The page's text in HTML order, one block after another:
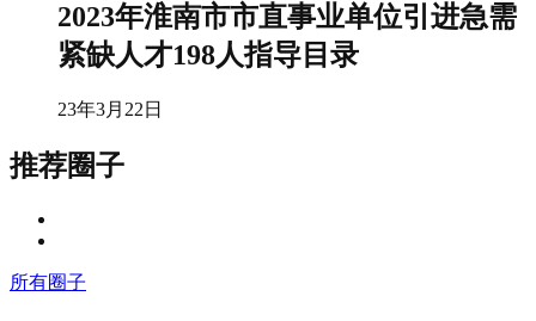
2023年淮南市市直事业单位引进急需
紧缺人才198人指导目录
23年3月22日
推荐圈子
所有圈子